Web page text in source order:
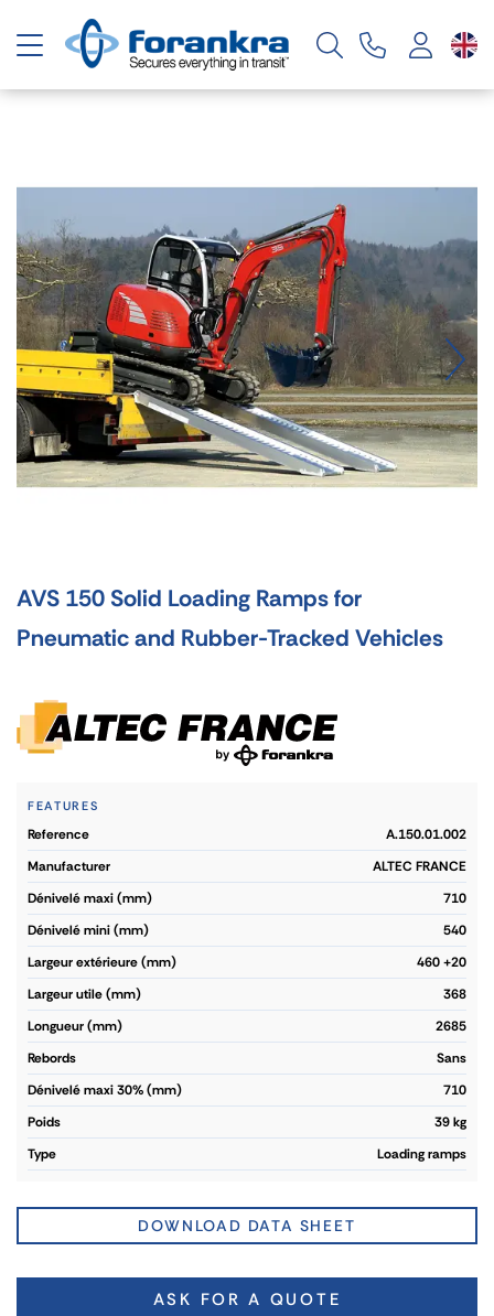
Toggle navigation
AVS 150 Solid Loading Ramps for
Pneumatic and Rubber-Tracked Vehicles
FEATURES
reference
A.150.01.002
manufacturer
ALTEC FRANCE
dénivelé maxi (mm)
710
dénivelé mini (mm)
540
largeur extérieure (mm)
460 +20
largeur utile (mm)
368
longueur (mm)
2685
rebords
Sans
dénivelé maxi 30% (mm)
710
poids
39 kg
type
Loading ramps
DOWNLOAD DATA SHEET
ASK FOR A QUOTE